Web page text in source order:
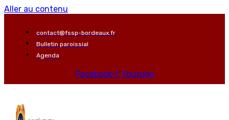
Aller au contenu
contact@fssp-bordeaux.fr
Bulletin paroissial
Agenda
Facebook-f Youtube